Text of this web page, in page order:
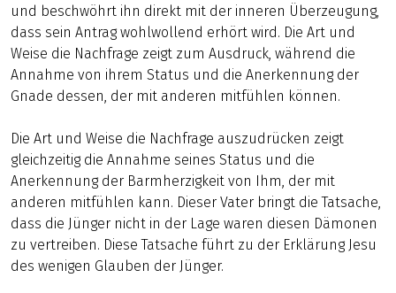
und beschwöhrt ihn direkt mit der inneren Überzeugung,
dass sein Antrag wohlwollend erhört wird. Die Art und
Weise die Nachfrage zeigt zum Ausdruck, während die
Annahme von ihrem Status und die Anerkennung der
Gnade dessen, der mit anderen mitfühlen können.
Die Art und Weise die Nachfrage auszudrücken zeigt
gleichzeitig die Annahme seines Status und die
Anerkennung der Barmherzigkeit von Ihm, der mit
anderen mitfühlen kann. Dieser Vater bringt die Tatsache,
dass die Jünger nicht in der Lage waren diesen Dämonen
zu vertreiben. Diese Tatsache führt zu der Erklärung Jesu
des wenigen Glauben der Jünger.